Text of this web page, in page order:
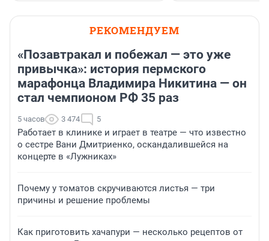
РЕКОМЕНДУЕМ
«Позавтракал и побежал — это уже
привычка»: история пермского
марафонца Владимира Никитина — он
стал чемпионом РФ 35 раз
5 часов 3 474 5
Работает в клинике и играет в театре — что известно
о сестре Вани Дмитриенко, оскандалившейся на
концерте в «Лужниках»
Почему у томатов скручиваются листья — три
причины и решение проблемы
Как приготовить хачапури — несколько рецептов от